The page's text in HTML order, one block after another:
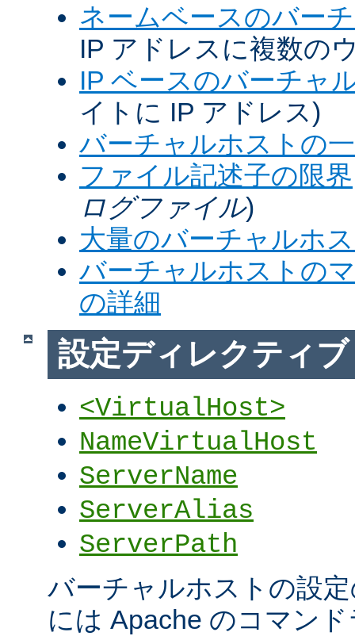
ネームベースのバー
IP アドレスに複数の
IP ベースのバーチャ
イトに IP アドレス)
バーチャルホストの
ファイル記述子の限界
ログファイル)
大量のバーチャルホ
バーチャルホストの
の詳細
設定ディレクティブ
<VirtualHost>
NameVirtualHost
ServerName
ServerAlias
ServerPath
バーチャルホストの設
には Apache のコマン